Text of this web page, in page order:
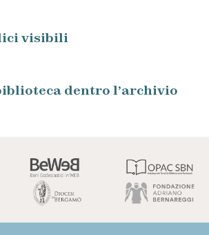
visibili
dentro l’archivio